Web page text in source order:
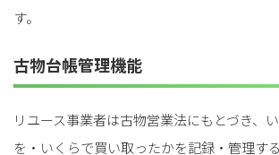
す。
古物台帳管理機能
リユース事業者は古物営業法にもとづき、
を・いくらで買い取ったかを記録・管理す